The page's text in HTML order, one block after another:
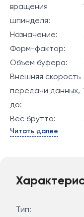
вращения
шпинделя:
Назначение:
Форм-фактор:
Объем буфера:
Внешняя скорость
передачи данных,
до:
Вес брутто:
Читать далее
Тип: